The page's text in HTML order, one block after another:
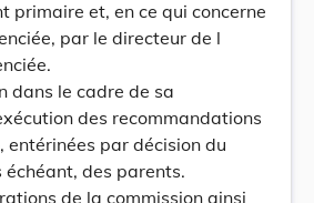
primaire et, en ce qui concerne
par le directeur de l
dans le cadre de sa
des recommandations
entérinées par décision du
échéant, des parents.
de la commission ainsi